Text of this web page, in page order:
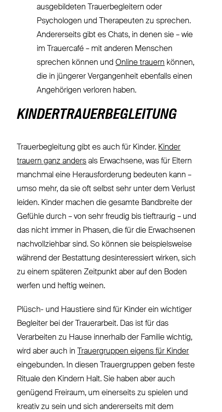
ausgebildeten Trauerbegleitern oder
Psychologen und Therapeuten zu sprechen.
Andererseits gibt es Chats, in denen sie – wie
im Trauercafé – mit anderen Menschen
sprechen können undOnline trauern können,
die in jüngerer Vergangenheit ebenfalls einen
Angehörigen verloren haben.
KINDERTRAUERBEGLEITUNG
Trauerbegleitung gibt es auch für Kinder. Kinder
trauern ganz anders als Erwachsene, was für Eltern
manchmal eine Herausforderung bedeuten kann –
umso mehr, da sie oft selbst sehr unter dem Verlust
leiden. Kinder machen die gesamte Bandbreite der
Gefühle durch – von sehr freudig bis tieftraurig – und
das nicht immer in Phasen, die für die Erwachsenen
nachvollziehbar sind. So können sie beispielsweise
während der Bestattung desinteressiert wirken, sich
zu einem späteren Zeitpunkt aber auf den Boden
werfen und heftig weinen.
Plüsch- und Haustiere sind für Kinder ein wichtiger
Begleiter bei der Trauerarbeit. Das ist für das
Verarbeiten zu Hause innerhalb der Familie wichtig,
wird aber auch in Trauergruppen eigens für Kinder
eingebunden. In diesen Trauergruppen geben feste
Rituale den Kindern Halt. Sie haben aber auch
genügend Freiraum, um einerseits zu spielen und
kreativ zu sein und sich andererseits mit dem